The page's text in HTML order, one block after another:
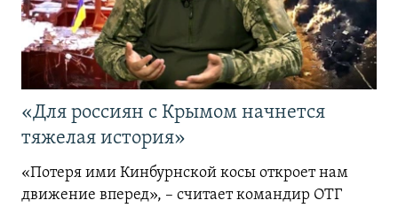
«Для россиян с Крымом начнется
тяжелая история»
«Потеря ими Кинбурнской косы откроет нам
движение вперед», – считает командир ОТГ